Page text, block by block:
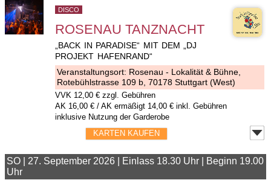
DISCO
ROSENAU TANZNACHT
„BACK IN PARADISE“ MIT DEM „DJ
PROJEKT HAFENRAND“
Veranstaltungsort: Rosenau - Lokalität & Bühne
Rotebühlstrasse 109 b, 70178 Stuttgart (West)
VVK 12,00 € zzgl. Gebühren
AK 16,00 € / AK ermäßigt 14,00 € inkl. Gebühren
inklusive Nutzung der Garderobe
KARTEN KAUFEN
SO 27. September 2026 Einlass 18.30 Uhr
Beginn 19.00
Uhr